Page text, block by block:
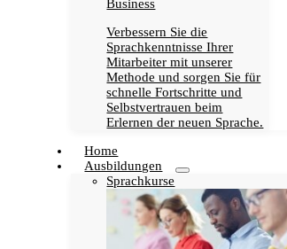
Business
Verbessern Sie die
Sprachkenntnisse Ihrer
Mitarbeiter mit unserer
Methode und sorgen Sie für
schnelle Fortschritte und
Selbstvertrauen beim
Erlernen der neuen Sprache.
Home
Ausbildungen
Sprachkurse